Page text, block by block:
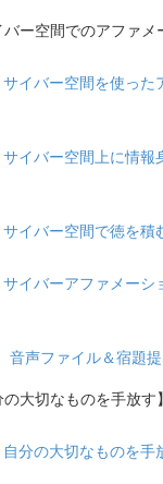
ー空間でのアファメ
イバー空間を使った
イバー空間上に情報
イバー空間で徳を積
イバーアファメーシ
声ファイル＆宿題提
大切なものを手放す】
分の大切なものを手